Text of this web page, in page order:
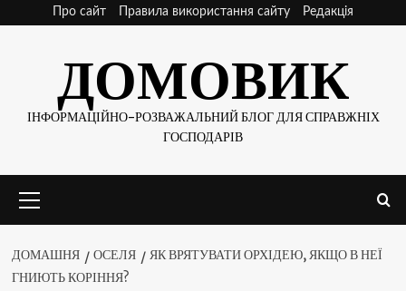
Про сайт Правила використання сайту Редакція
ДОМОВИК
ІНФОРМАЦІЙНО-РОЗВАЖАЛЬНИЙ БЛОГ ДЛЯ СПРАВЖНІХ
ГОСПОДАРІВ
меню
ДОМАШНЯ ОСЕЛЯ
ЯК ВРЯТУВАТИ ОРХІДЕЮ, ЯКЩО В НЕЇ
ГНИЮТЬ КОРІННЯ?